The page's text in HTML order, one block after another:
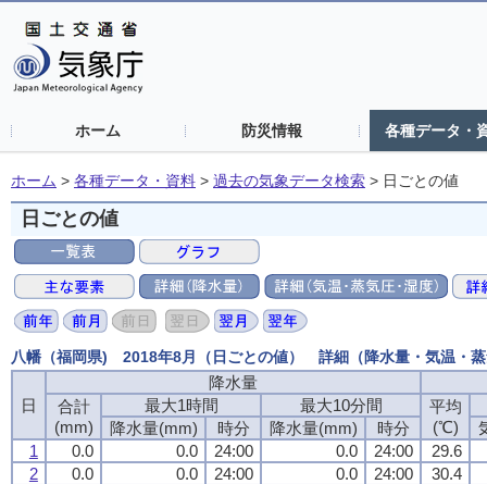
ホーム 防災情報 各種データ・
ホーム > 各種データ・資料 > 過去の気象データ検索 > 日ごとの値
日ごとの値
八幡（福岡県) 2018年8月（日ごとの値） 詳細（降水量・気温・
日
降水量
合計
(mm)
最大1時間 最大10分間
平均
(℃)
降水量(mm) 時分 降水量(mm) 時分
1
0.0 0.0 24:00 0.0 24:00
29.6
2
0.0 0.0 24:00 0.0 24:00
30.4